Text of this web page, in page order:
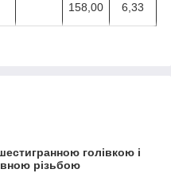
158,00 6,33
голівкою і
різьбою